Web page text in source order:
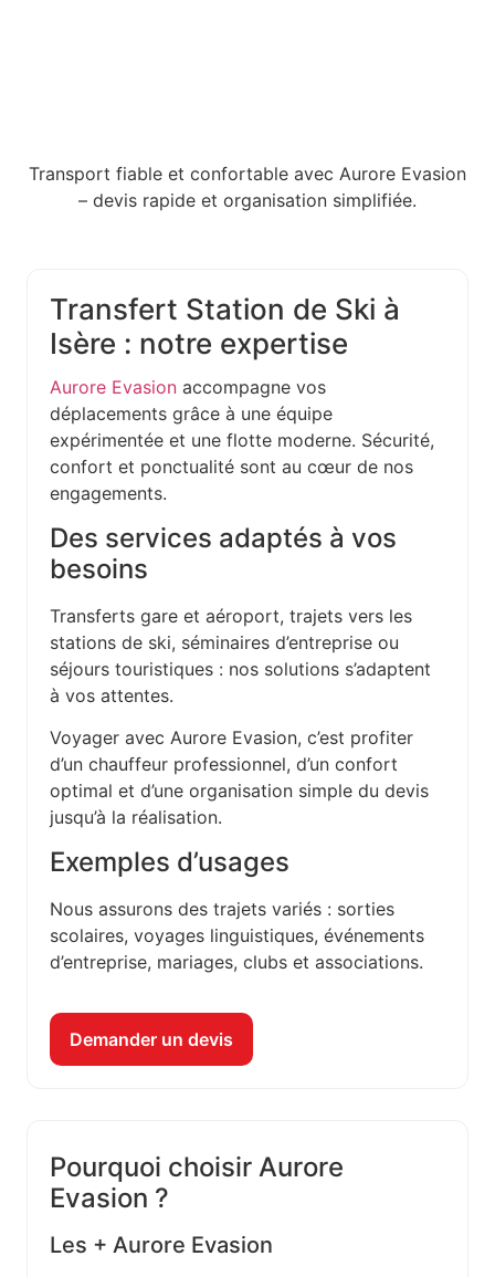
Transport fiable et confortable avec Aurore Evasion
– devis rapide et organisation simplifiée.
Transfert Station de Ski à
Isère : notre expertise
Aurore Evasion accompagne vos
déplacements grâce à une équipe
expérimentée et une flotte moderne. Sécurité,
confort et ponctualité sont au cœur de nos
engagements.
Des services adaptés à vos
besoins
Transferts gare et aéroport, trajets vers les
stations de ski, séminaires d’entreprise ou
séjours touristiques : nos solutions s’adaptent
à vos attentes.
Voyager avec Aurore Evasion, c’est profiter
d’un chauffeur professionnel, d’un confort
optimal et d’une organisation simple du devis
jusqu’à la réalisation.
Exemples d’usages
Nous assurons des trajets variés : sorties
scolaires, voyages linguistiques, événements
d’entreprise, mariages, clubs et associations.
Demander un devis
Pourquoi choisir Aurore
Evasion ?
Les + Aurore Evasion